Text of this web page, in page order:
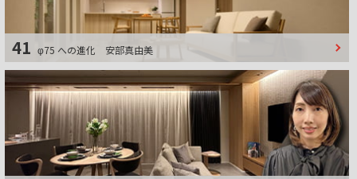
41 φ75 への進化 安部真由美